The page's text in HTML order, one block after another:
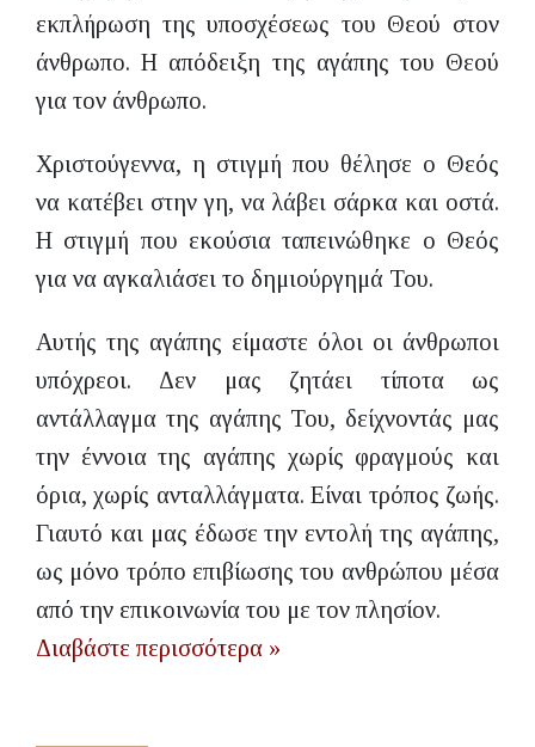
εκπλήρωση της υποσχέσεως του Θεού στον
άνθρωπο. Η απόδειξη της αγάπης του Θεού
για τον άνθρωπο.
Χριστούγεννα, η στιγμή που θέλησε ο Θεός
να κατέβει στην γη, να λάβει σάρκα και οστά.
Η στιγμή που εκούσια ταπεινώθηκε ο Θεός
για να αγκαλιάσει το δημιούργημά Του.
Αυτής της αγάπης είμαστε όλοι οι άνθρωποι
υπόχρεοι. Δεν μας ζητάει τίποτα ως
αντάλλαγμα της αγάπης Του, δείχνοντάς μας
την έννοια της αγάπης χωρίς φραγμούς και
όρια, χωρίς ανταλλάγματα. Είναι τρόπος ζωής.
Γιαυτό και μας έδωσε την εντολή της αγάπης,
ως μόνο τρόπο επιβίωσης του ανθρώπου μέσα
από την επικοινωνία του με τον πλησίον.
Διαβάστε περισσότερα »